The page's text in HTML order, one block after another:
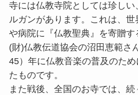
寺には仏教寺院としては珍しい
ルガンがあります。これは、
や病院に『仏教聖典』を寄贈す
(財)仏教伝道協会の沼田恵範さ
45）年に仏教音楽の普及のた
たものです。
また戦後、全国のお寺では、続